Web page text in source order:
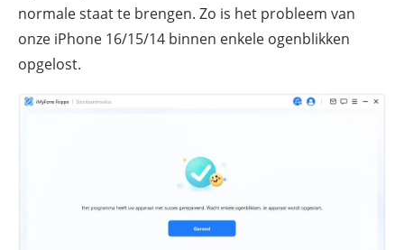
normale staat te brengen. Zo is het probleem van
onze iPhone 16/15/14 binnen enkele ogenblikken
opgelost.